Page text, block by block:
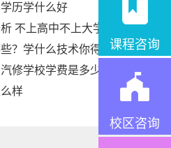
历学什么好
不上高中不上大学
？学什么技术你得
修学校学费是多少
样
课程咨询
校区咨询